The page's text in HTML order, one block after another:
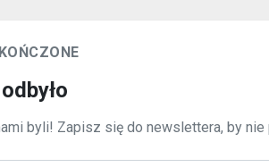
byli! Zapisz się do newslettera, by